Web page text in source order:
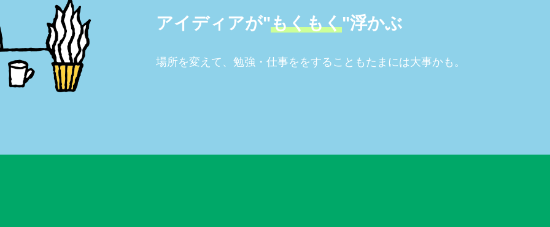
アイディアが"もくもく"浮かぶ
場所を変えて、勉強・仕事ををすることもたまには大事かも。